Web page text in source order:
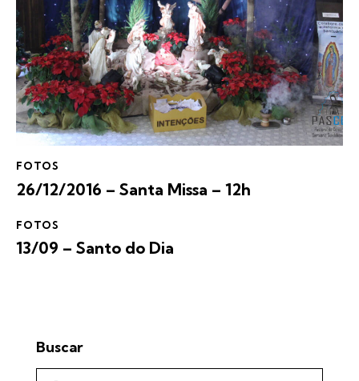
FOTOS
26/12/2016 – Santa Missa – 12h
FOTOS
13/09 – Santo do Dia
Buscar